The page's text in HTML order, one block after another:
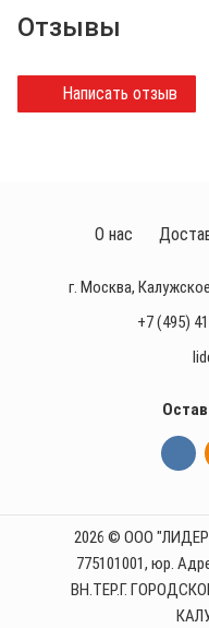
Отзывы
Написать отзыв
г. Москва,
+7 (495)
О нас
2026 © ООО
775101001, юр.
ВН.ТЕР.Г.